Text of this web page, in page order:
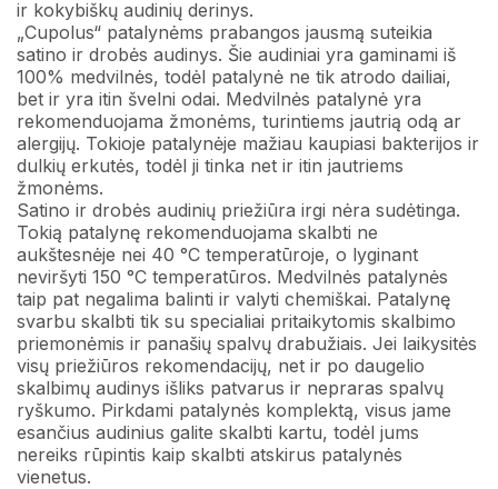
ir kokybiškų audinių derinys.
„Cupolus“ patalynėms prabangos jausmą suteikia
satino ir drobės audinys. Šie audiniai yra gaminami iš
100% medvilnės, todėl patalynė ne tik atrodo dailiai,
bet ir yra itin švelni odai. Medvilnės patalynė yra
rekomenduojama žmonėms, turintiems jautrią odą ar
alergijų. Tokioje patalynėje mažiau kaupiasi bakterijos ir
dulkių erkutės, todėl ji tinka net ir itin jautriems
žmonėms.
Satino ir drobės audinių priežiūra irgi nėra sudėtinga.
Tokią patalynę rekomenduojama skalbti ne
aukštesnėje nei 40 °C temperatūroje, o lyginant
neviršyti 150 °C temperatūros. Medvilnės patalynės
taip pat negalima balinti ir valyti chemiškai. Patalynę
svarbu skalbti tik su specialiai pritaikytomis skalbimo
priemonėmis ir panašių spalvų drabužiais. Jei laikysitės
visų priežiūros rekomendacijų, net ir po daugelio
skalbimų audinys išliks patvarus ir nepraras spalvų
ryškumo. Pirkdami patalynės komplektą, visus jame
esančius audinius galite skalbti kartu, todėl jums
nereiks rūpintis kaip skalbti atskirus patalynės
vienetus.